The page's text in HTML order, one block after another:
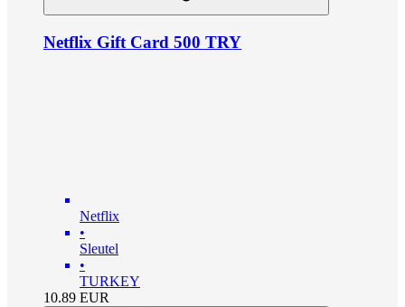
Netflix Gift Card 500 TRY
Netflix
•
Sleutel
•
TURKEY
10.89 EUR